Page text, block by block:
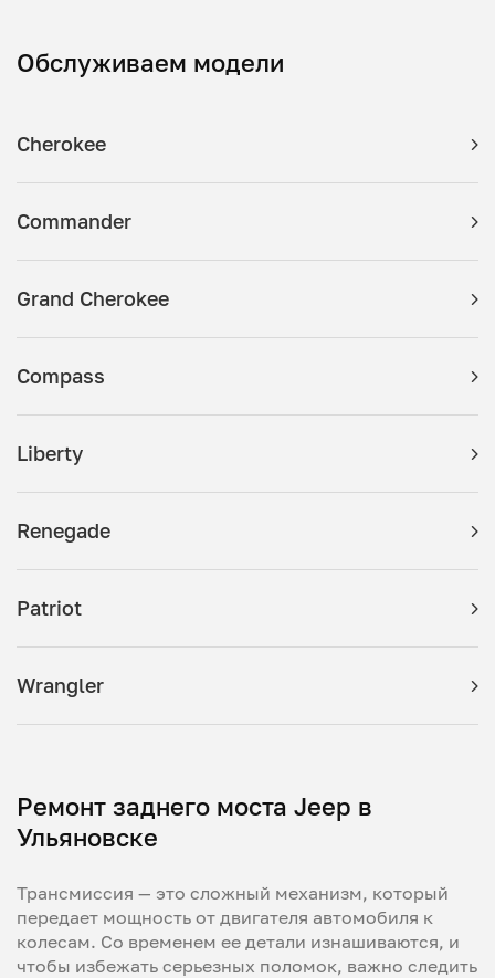
Обслуживаем модели
Cherokee
Commander
Grand Cherokee
Compass
Liberty
Renegade
Patriot
Wrangler
Ремонт заднего моста Jeep в
Ульяновске
Трансмиссия — это сложный механизм, который
передает мощность от двигателя автомобиля к
колесам. Со временем ее детали изнашиваются, и
чтобы избежать серьезных поломок, важно следить